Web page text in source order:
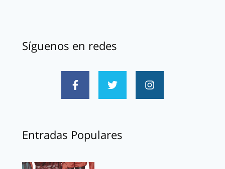
Síguenos en redes
Entradas Populares